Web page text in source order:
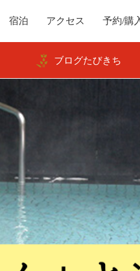
宿泊 アクセス 予約/購
ブログたびきち